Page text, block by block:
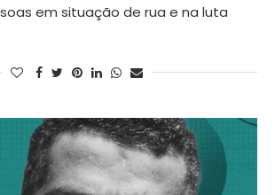
em situação de rua e na luta